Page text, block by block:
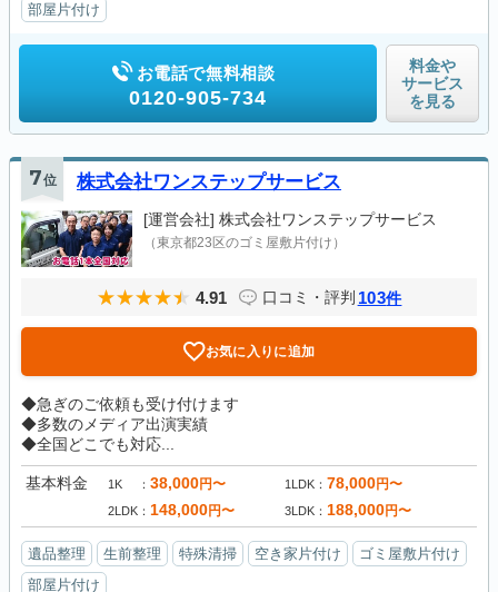
部屋片付け
お電話で無料相談
0120-905-734
料金や
サービス
を見る
7位 株式会社ワンステップサービス
[運営会社] 株式会社ワンステップサービス
（東京都23区のゴミ屋敷片付け）
4.91 口コミ・評判 103件
お気に入りに追加
◆急ぎのご依頼も受け付けます
◆多数のメディア出演実績
◆全国どこでも対応...
基本料金 1K 38,000円〜 1LDK 78,000円〜
2LDK 148,000円〜 3LDK 188,000円〜
遺品整理 生前整理 特殊清掃 空き家片付け
ゴミ屋敷片付け
部屋片付け